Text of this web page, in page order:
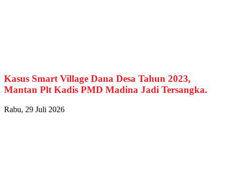
Kasus Smart Village Dana Desa Tahun 2023,
Mantan Plt Kadis PMD Madina Jadi Tersangka.
Rabu, 29 Juli 2026